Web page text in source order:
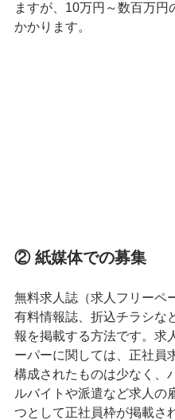
ますが、10万円～数百万円
かかります。
② 紙媒体での募集
無料求人誌（求人フリーペ
有料情報誌、折込チラシな
報を掲載する方法です。求
ーパーに関しては、正社員
構成されたものは少なく、
ルバイトや派遣など求人の
つとして正社員枠が掲載さ